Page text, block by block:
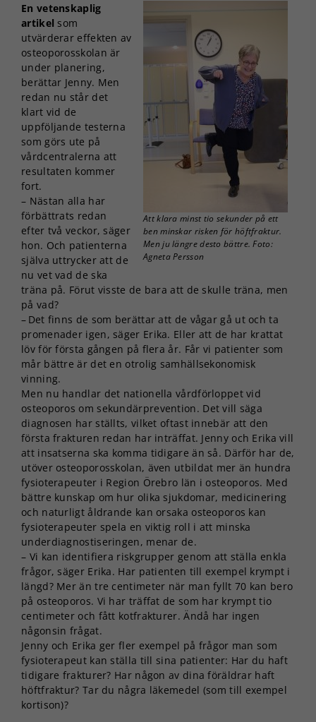
Att klara minst tio sekunder på ett
ben minskar risken för höftfraktur.
Men ju längre desto bättre. Foto:
Agneta Persson
En vetenskaplig
artikel som
utvärderar effekten av
osteoporosskolan är
under planering,
berättar Jenny. Men
redan nu står det
klart vid de
uppföljande testerna
som görs ute på
vårdcentralerna att
resultaten kommer
fort.
– Nästan alla har
förbättrats redan
efter två veckor, säger
hon. Och patienterna
själva uttrycker att de
nu vet vad de ska
träna på. Förut visste de bara att de skulle träna, men
på vad?
– Det finns de som berättar att de vågar gå ut och ta
promenader igen, säger Erika. Eller att de har krattat
löv för första gången på flera år. Får vi patienter som
mår bättre är det en otrolig samhällsekonomisk
vinning.
Men nu handlar det nationella vårdförloppet vid
osteoporos om sekundärprevention. Det vill säga
diagnosen har ställts, vilket oftast innebär att den
första frakturen redan har inträffat. Jenny och Erika vill
att insatserna ska komma tidigare än så. Därför har de,
utöver osteoporosskolan, även utbildat mer än hundra
fysioterapeuter i Region Örebro län i osteoporos. Med
bättre kunskap om hur olika sjukdomar, medicinering
och naturligt åldrande kan orsaka osteoporos kan
fysioterapeuter spela en viktig roll i att minska
underdiagnostiseringen, menar de.
– Vi kan identifiera riskgrupper genom att ställa enkla
frågor, säger Erika. Har patienten till exempel krympt i
längd? Mer än tre centimeter när man fyllt 70 kan bero
på osteoporos. Vi har träffat de som har krympt tio
centimeter och fått kotfrakturer. Ändå har ingen
någonsin frågat.
Jenny och Erika ger fler exempel på frågor man som
fysioterapeut kan ställa till sina patienter: Har du haft
tidigare frakturer? Har någon av dina föräldrar haft
höftfraktur? Tar du några läkemedel (som till exempel
kortison)?
Nödvändiga
Dessa kakor